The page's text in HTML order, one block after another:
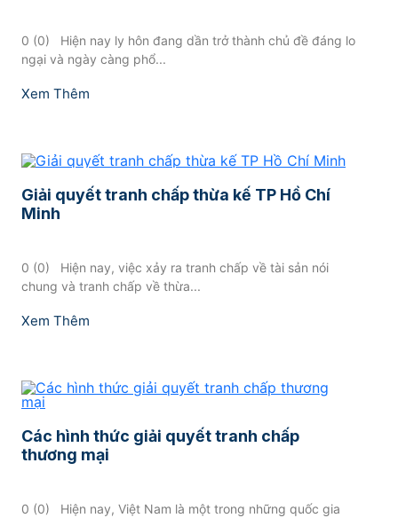
0 (0) ​ Hiện nay ly hôn đang dần trở thành chủ đề đáng lo
ngại và ngày càng phổ...
Xem Thêm
Giải quyết tranh chấp thừa kế TP Hồ Chí
Minh
0 (0) ​ Hiện nay, việc xảy ra tranh chấp về tài sản nói
chung và tranh chấp về thừa...
Xem Thêm
Các hình thức giải quyết tranh chấp
thương mại
0 (0) ​ Hiện nay, Việt Nam là một trong những quốc gia